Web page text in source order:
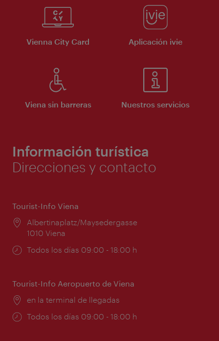
Vienna City Card Aplicación ivie
Viena sin barreras Nuestros servicios
Información turística
Direcciones y contacto
Tourist-Info Viena
Lugar:
Albertinaplatz/Maysedergasse
1010 Viena
Horarios
Todos los días 09:00 - 18:00 h
Tourist-Info Aeropuerto de Viena
Lugar:
en la terminal de llegadas
Horarios
Todos los días 09:00 - 18:00 h